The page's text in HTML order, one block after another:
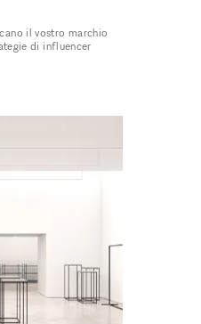
il vostro marchio
di influencer